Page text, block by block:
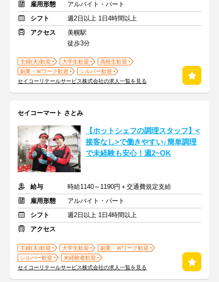
雇用形態
アルバイト・パート
シフト
週2日以上 1日4時間以上
アクセス
美幌駅
徒歩3分
主婦(夫)歓迎 大学生歓迎
高校生歓迎
副業・Ｗワーク歓迎
シルバー歓迎
セイコーリテールサービス株式会社の求人一覧を見る
セイコーマート さとみ
【ホットシェフの調理スタッフ】<
接客なし>で働きやすい♪簡単調理
で未経験も安心！週2~OK
給与
時給1140～1190円＋交通費規定支給
雇用形態
アルバイト・パート
シフト
週2日以上 1日4時間以上
アクセス
主婦(夫)歓迎 大学生歓迎
副業・Ｗワーク歓迎
シルバー歓迎
未経験者歓迎
セイコーリテールサービス株式会社の求人一覧を見る